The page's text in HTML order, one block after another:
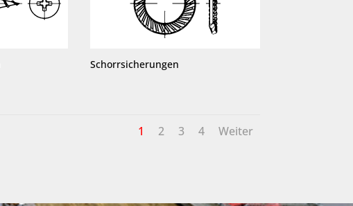
Schorrsicherungen
1 2 3 4 Weiter